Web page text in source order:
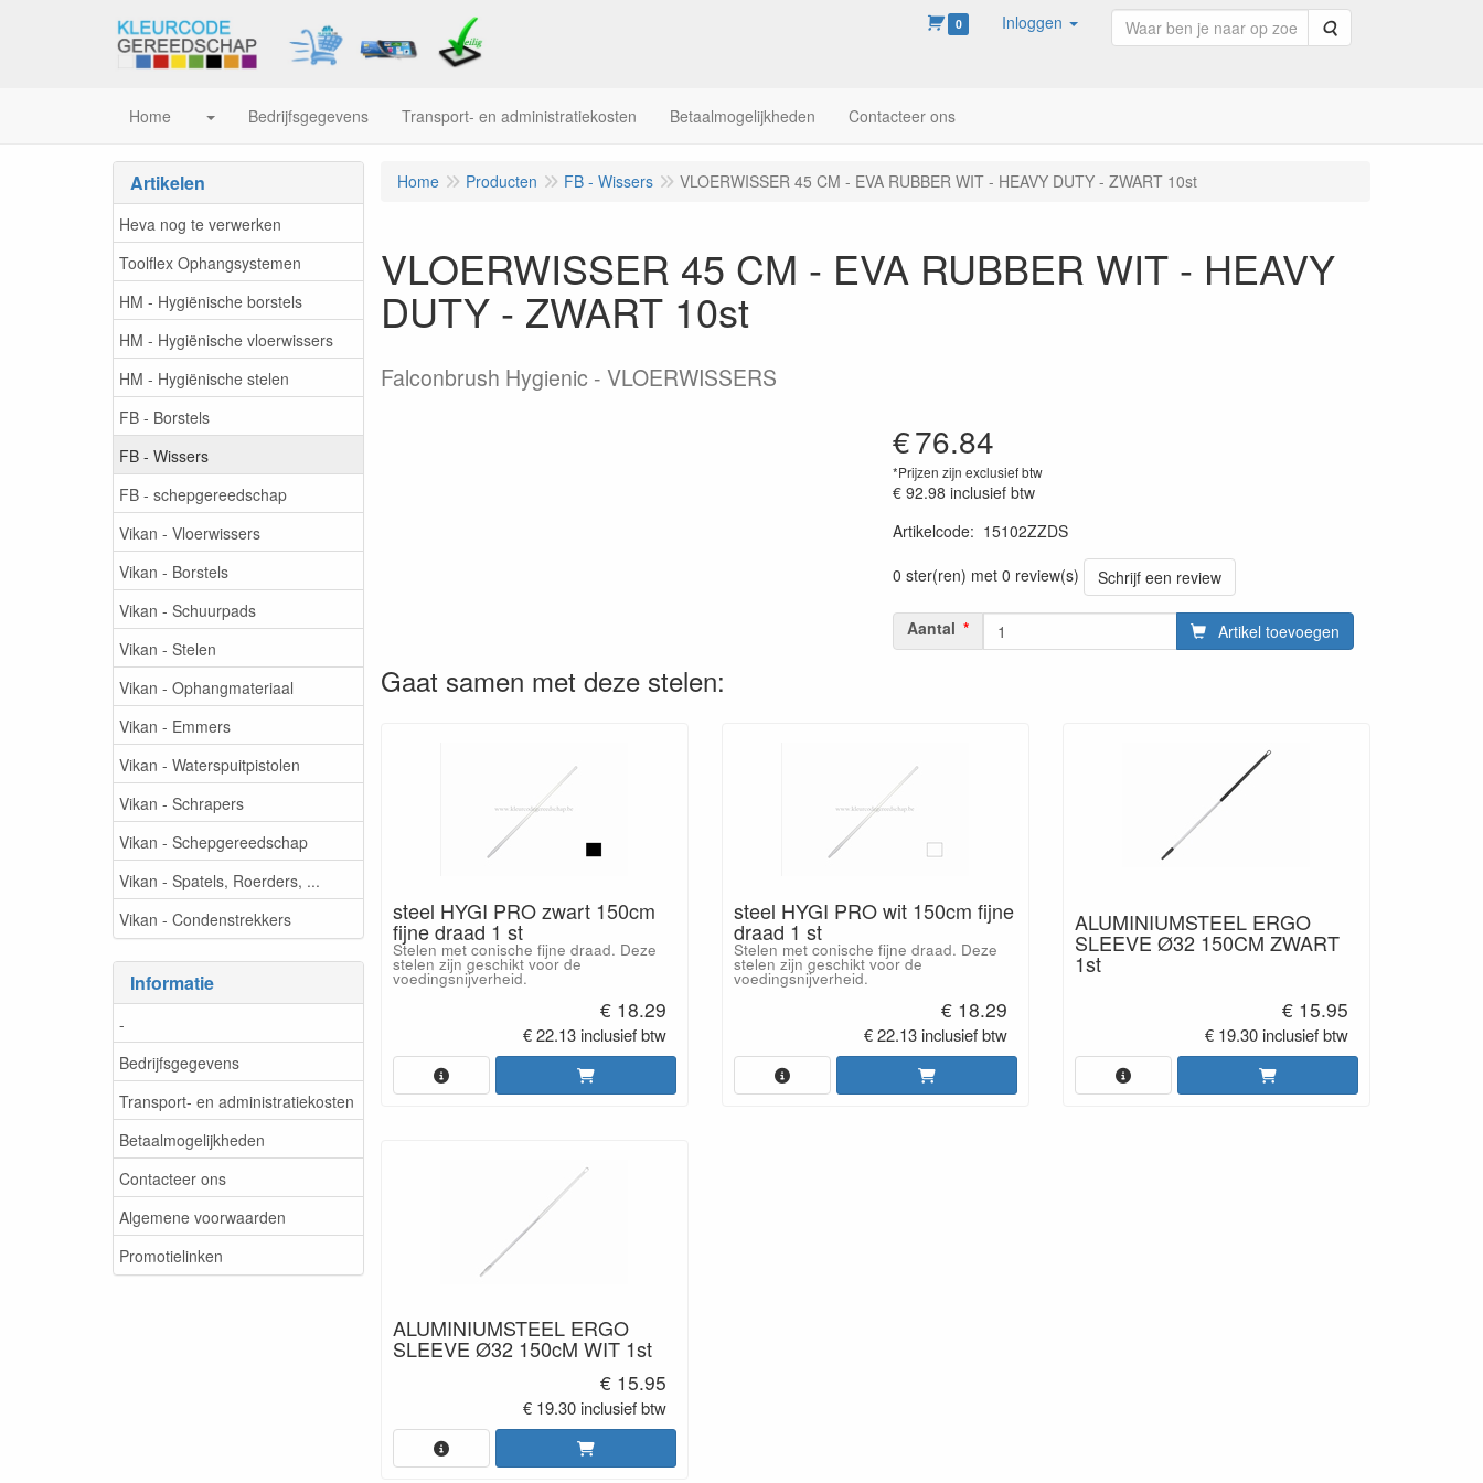
0 Inloggen Zoeken
Home Bedrijfsgegevens Transport- en administratiekosten Betaalmogelijkheden Contacteer ons
Artikelen
Heva nog te verwerken
Toolflex Ophangsystemen
HM - Hygiënische borstels
HM - Hygiënische vloerwissers
HM - Hygiënische stelen
FB - Borstels
FB - Wissers
FB - schepgereedschap
Vikan - Vloerwissers
Vikan - Borstels
Vikan - Schuurpads
Vikan - Stelen
Vikan - Ophangmateriaal
Vikan - Emmers
Vikan - Waterspuitpistolen
Vikan - Schrapers
Vikan - Schepgereedschap
Vikan - Spatels, Roerders, ...
Vikan - Condenstrekkers
Informatie
-
Bedrijfsgegevens
Transport- en administratiekosten
Betaalmogelijkheden
Contacteer ons
Algemene voorwaarden
Promotielinken
Home Producten FB - Wissers VLOERWISSER 45 CM - EVA RUBBER WIT - HEAVY DUTY - ZWART 10st
VLOERWISSER 45 CM - EVA RUBBER WIT - HEAVY
DUTY - ZWART 10st
Falconbrush Hygienic - VLOERWISSERS
€76.84
*Prijzen zijn exclusief btw
€ 92.98 inclusief btw
Artikelcode: 15102ZZDS
0 ster(ren) met 0 review(s)
Schrijf een review
Aantal Artikel toevoegen
Gaat samen met deze stelen:
steel HYGI PRO zwart 150cm
fijne draad 1 st
Stelen met conische fijne draad. Deze
stelen zijn geschikt voor de
voedingsnijverheid.
€ 18.29
€ 22.13 inclusief btw
steel HYGI PRO wit 150cm fijne
draad 1 st
Stelen met conische fijne draad. Deze
stelen zijn geschikt voor de
voedingsnijverheid.
€ 18.29
€ 22.13 inclusief btw
ALUMINIUMSTEEL ERGO
SLEEVE Ø32 150CM ZWART
1st
€ 15.95
€ 19.30 inclusief btw
ALUMINIUMSTEEL ERGO
SLEEVE Ø32 150cM WIT 1st
€ 15.95
€ 19.30 inclusief btw